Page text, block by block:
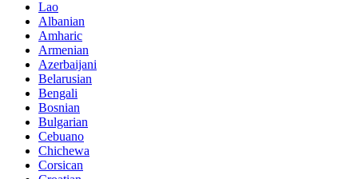
Lao
Albanian
Amharic
Armenian
Azerbaijani
Belarusian
Bengali
Bosnian
Bulgarian
Cebuano
Chichewa
Corsican